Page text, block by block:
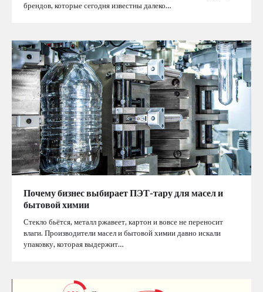
брендов, которые сегодня известны далеко…
Почему бизнес выбирает ПЭТ-тару для масел и
бытовой химии
Стекло бьётся, металл ржавеет, картон и вовсе не переносит
влаги. Производители масел и бытовой химии давно искали
упаковку, которая выдержит…